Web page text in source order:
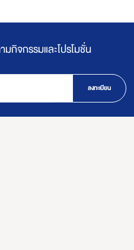
กิจกรรมและโปรโมชั่น
ลงทะเบียน